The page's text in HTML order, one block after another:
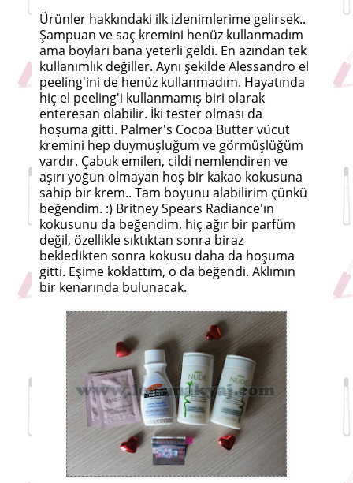
Ürünler hakkındaki ilk izlenimlerime gelirsek..
Şampuan ve saç kremini henüz kullanmadım
ama boyları bana yeterli geldi. En azından tek
kullanımlık değiller. Aynı şekilde Alessandro el
peeling'ini de henüz kullanmadım. Hayatında
hiç el peeling'i kullanmamış biri olarak
enteresan olabilir. İki tester olması da
hoşuma gitti. Palmer's Cocoa Butter vücut
kremini hep duymuşluğum ve görmüşlüğüm
vardır. Çabuk emilen, cildi nemlendiren ve
aşırı yoğun olmayan hoş bir kakao kokusuna
sahip bir krem.. Tam boyunu alabilirim çünkü
beğendim. :) Britney Spears Radiance'ın
kokusunu da beğendim, hiç ağır bir parfüm
değil, özellikle sıktıktan sonra biraz
bekledikten sonra kokusu daha da hoşuma
gitti. Eşime koklattım, o da beğendi. Aklımın
bir kenarında bulunacak.